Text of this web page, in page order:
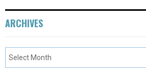
ARCHIVES